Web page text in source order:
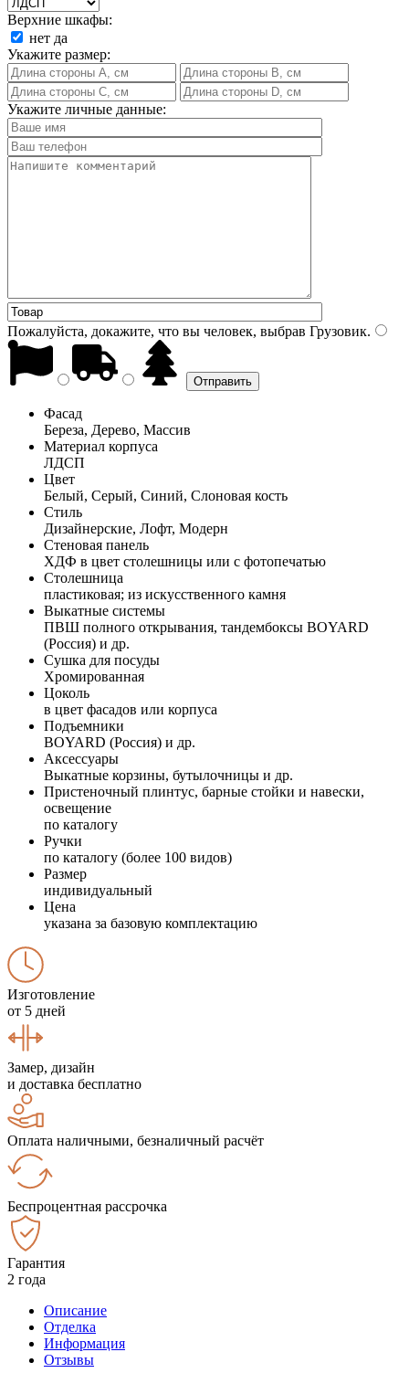
Верхние шкафы:
нет да
Укажите размер:
Укажите личные данные:
Пожалуйста, докажите, что вы человек, выбрав Грузовик.
Фасад
Береза, Дерево, Массив
Материал корпуса
ЛДСП
Цвет
Белый, Серый, Синий, Слоновая кость
Стиль
Дизайнерские, Лофт, Модерн
Стеновая панель
ХДФ в цвет столешницы или с фотопечатью
Столешница
пластиковая; из искусственного камня
Выкатные системы
ПВШ полного открывания, тандембоксы BOYARD
(Россия) и др.
Сушка для посуды
Хромированная
Цоколь
в цвет фасадов или корпуса
Подъемники
BOYARD (Россия) и др.
Аксессуары
Выкатные корзины, бутылочницы и др.
Пристеночный плинтус, барные стойки и навески,
освещение
по каталогу
Ручки
по каталогу (более 100 видов)
Размер
индивидуальный
Цена
указана за базовую комплектацию
Изготовление
от 5 дней
Замер, дизайн
и доставка бесплатно
Оплата наличными, безналичный расчёт
Беспроцентная рассрочка
Гарантия
2 года
Описание
Отделка
Информация
Отзывы